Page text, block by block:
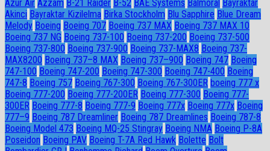
Azur Air Azzam B-21 Raider B-52 BAE Systems Balmoral Bayraktar
Akinci Bayraktar Kizilelma Birka Stockholm Blu Sapphire Blue Dream
Melody Boeing Boeing 707 Boeing 737 MAX Boeing 737 MAX 10
Boeing 737 NG Boeing 737-100 Boeing 737-200 Boeing 737-500
Boeing 737-800 Boeing 737-900 Boeing 737-MAX8 Boeing 737-
MAX8200 Boeing 737–8 MAX Boeing 737–900 Boeing 747 Boeing
747-100 Boeing 747-200 Boeing 747-300 Boeing 747-400 Boeing
747-8 Boeing 757 Boeing 767-300 Boeing 767-300ER boeing 777 x
Boeing 777-200 Boeing 777-200ER Boeing 777-300 Boeing 777-
300ER Boeing 777-8 Boeing 777-9 Boeing 777x Boeing 777х Boeing
777–9 Boeing 787 Dreamliner Boeing 787 Dreamlines Boeing 787-8
Boeing Model 473 Boeing MQ-25 Stingray Boeing NMA Boeing P-8A
Poseidon Boeing PAV Boeing T-7A Red Hawk Bolette Bolt